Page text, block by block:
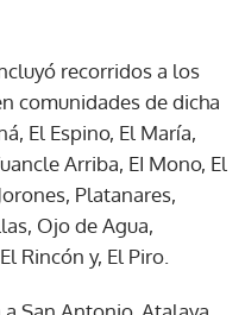
recorridos a los
comunidades de dicha
El Espino, El María,
Arriba, EI Mono, El
Platanares,
Ojo de Agua,
Rincón y, El Piro.